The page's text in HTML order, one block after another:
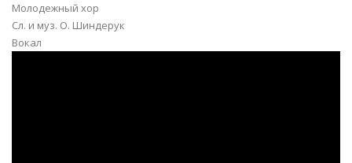
Молодежный хор
Сл. и муз. О. Шиндерук
Вокал